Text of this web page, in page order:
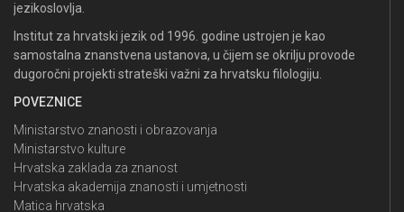
jezikoslovlja.
Institut za hrvatski jezik od 1996. godine ustrojen je kao
samostalna znanstvena ustanova, u čijem se okrilju provode
dugoročni projekti strateški važni za hrvatsku filologiju.
POVEZNICE
Ministarstvo znanosti i obrazovanja
Ministarstvo kulture
Hrvatska zaklada za znanost
Hrvatska akademija znanosti i umjetnosti
Matica hrvatska